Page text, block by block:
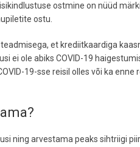
ostmine on nüüd
ostu.
et krediitkaardiga
ei ole abiks COVID-19
19-sse reisil olles või ka enne
ning arvestama peaks sihtriigi